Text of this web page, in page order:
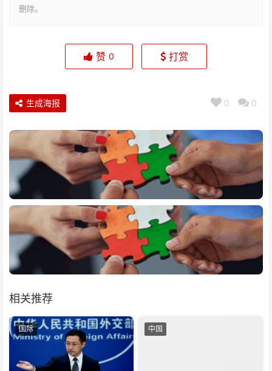
删除。
赞 0 打赏
0 0
生成海报
相关推荐
国际 中国